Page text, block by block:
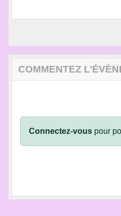
COMMENTEZ
Connectez-vous pour